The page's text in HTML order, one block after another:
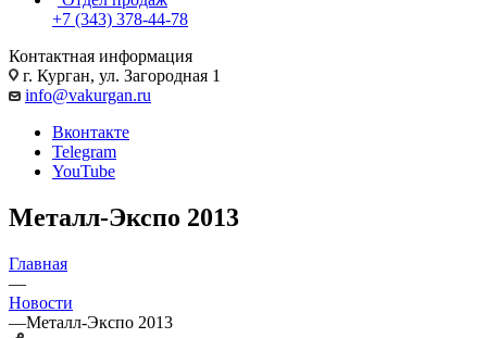
+7 (343) 378-44-78
Контактная информация
г. Курган, ул. Загородная 1
info@vakurgan.ru
Вконтакте
Telegram
YouTube
Металл-Экспо 2013
Главная
—
Новости
—Металл-Экспо 2013